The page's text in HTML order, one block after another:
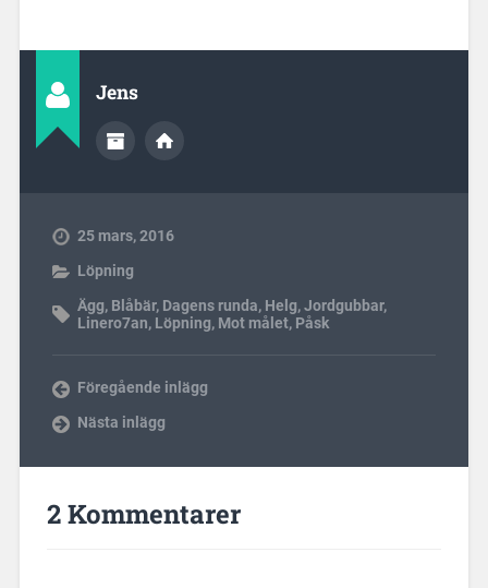
Jens
25 mars, 2016
Löpning
Ägg, Blåbär, Dagens runda, Helg,Jordgubbar,
Linero7an, Löpning, Mot målet, Påsk
Föregående inlägg
Nästa inlägg
2 Kommentarer